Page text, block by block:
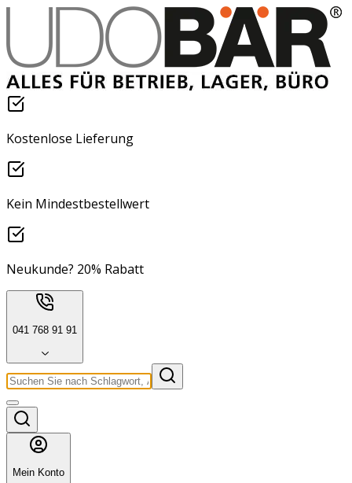
Kostenlose Lieferung
Kein Mindestbestellwert
Neukunde? 20% Rabatt
041 768 91 91
Mein Konto